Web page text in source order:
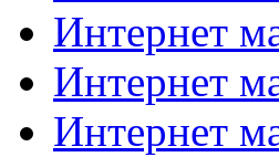
Интернет
Интернет
Интернет